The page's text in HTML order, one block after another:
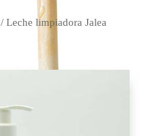
/ Leche limpiadora Jalea